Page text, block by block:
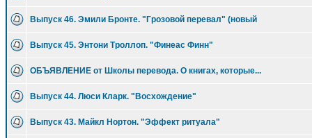
Выпуск 46. Эмили Бронте. "Грозовой перевал" (новый
Выпуск 45. Энтони Троллоп. "Финеас Финн"
ОБЪЯВЛЕНИЕ от Школы перевода. О книгах, которые...
Выпуск 44. Люси Кларк. "Восхождение"
Выпуск 43. Майкл Нортон. "Эффект ритуала"